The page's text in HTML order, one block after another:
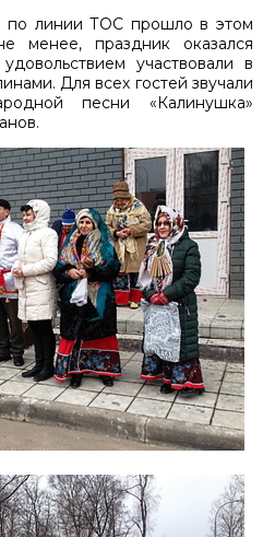
по линии ТОС прошло в этом
менее, праздник оказался
участвовали в
Для всех гостей звучали
песни «Калинушка»